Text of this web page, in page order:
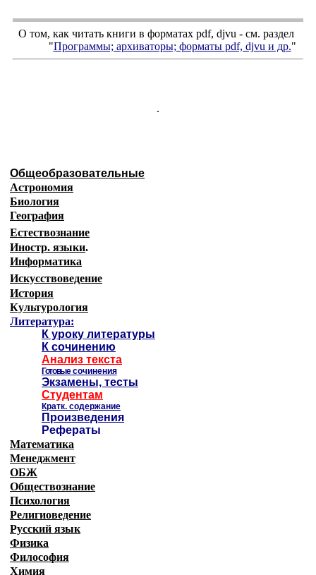
О том, как читать книги в форматах pdf, djvu - см. раздел
"Программы; архиваторы; форматы pdf, djvu и др."
.
Общеобразовательные
Астрономия
Биология
География
Естествознание
Иностр. языки.
Информатика
Искусствоведение
История
Культурология
Литература:
К уроку литературы
К сочинению
Анализ текста
Готовыесочинения
Экзамены, тесты
Студентам
Кратк. содержание
Произведения
Рефераты
Математика
Менеджмент
ОБЖ
Обществознание
Психология
Религиоведение
Русский язык
Физика
Философия
Химия